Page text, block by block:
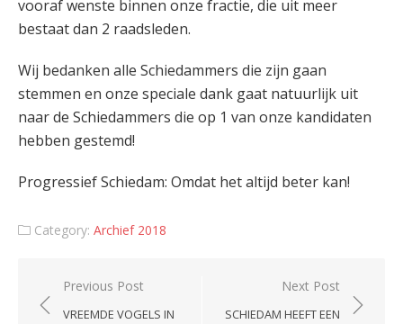
vooraf wenste binnen onze fractie, die uit meer
bestaat dan 2 raadsleden.
Wij bedanken alle Schiedammers die zijn gaan
stemmen en onze speciale dank gaat natuurlijk uit
naar de Schiedammers die op 1 van onze kandidaten
hebben gestemd!
Progressief Schiedam: Omdat het altijd beter kan!
Category: Archief 2018
Post
navigation
Previous Post
VREEMDE VOGELS IN
Next Post
SCHIEDAM HEEFT EEN